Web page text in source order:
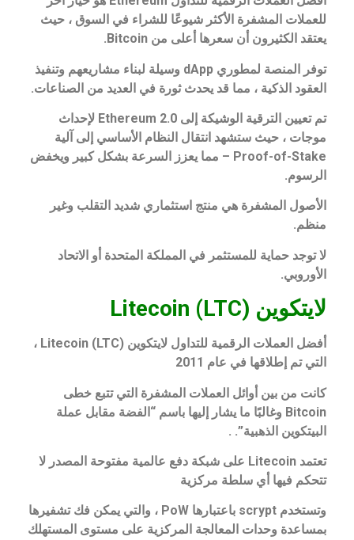
للعملات المشفرة الأكثر شيوعًا للشراء في السوق ، حيث
يعتقد الكثيرون أن سعرها أعلى من Bitcoin.
توفر المنصة لمطوري dApp وسيلة لبناء مشاريعهم وتنفيذ
العقود الذكية ، مما قد يحدث ثورة في العديد من الصناعات.
تم تعيين الترقية الوشيكة إلى Ethereum 2.0 لإحداث
موجات ، حيث ستشهد انتقال النظام الأساسي إلى آلية
Proof-of-Stake – مما يعزز السرعة بشكل كبير ويخفض
الرسوم.
الأصول المشفرة هي منتج استثماري شديد التقلب وغير
منظم.
لا توجد حماية للمستثمر في المملكة المتحدة أو الاتحاد
الأوروبي.
لايتكوين Litecoin (LTC)
أفضل العملات الرقمية للتداول لايتكوين Litecoin (LTC) ،
التي تم إطلاقها في عام 2011
كانت من بين أوائل العملات المشفرة التي تتبع خطى
Bitcoin وغالبًا ما يشار إليها باسم “الفضة مقابل عملة
البيتكوين الذهبية”. .
تعتمد Litecoin على شبكة دفع عالمية مفتوحة المصدر لا
تتحكم فيها أي سلطة مركزية
وتستخدم scrypt باعتبارها PoW ، والتي يمكن فك تشفيرها
بمساعدة وحدات المعالجة المركزية على مستوى المستهلك